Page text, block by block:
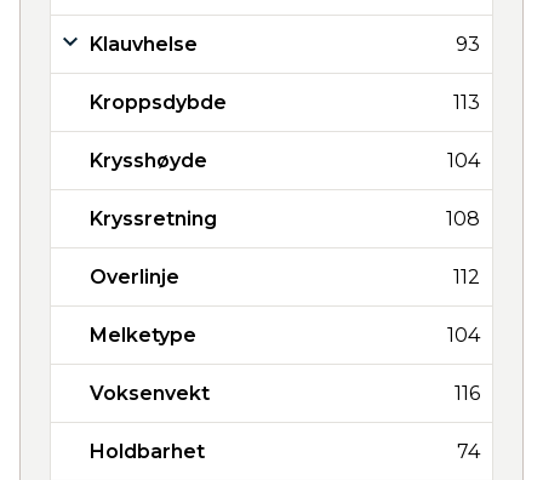
Klauvhelse 93
Kroppsdybde 113
Krysshøyde 104
Kryssretning 108
Overlinje 112
Melketype 104
Voksenvekt 116
Holdbarhet 74